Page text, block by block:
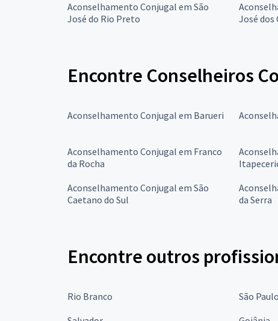
Aconselhamento Conjugal em São
José do Rio Preto
José dos
Encontre Conselheiros
Aconselhamento Conjugal em Barueri
Aconselhamento Conjugal em Franco
da Rocha
Aconselhamento Conjugal em São
Caetano do Sul
da Serra
Encontre outros
Rio Branco São Paulo